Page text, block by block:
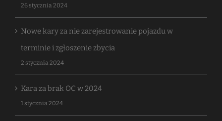
26 stycznia 2024
Nowe kary za nie zarejestrowanie pojazdu w
terminie i zgłoszenie zbycia
2 stycznia 2024
Kara za brak OC w 2024
1 stycznia 2024